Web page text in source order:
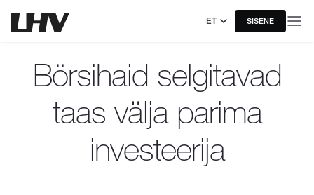
ET SISENE
Börsihaid selgitavad
taas välja parima
investeerija